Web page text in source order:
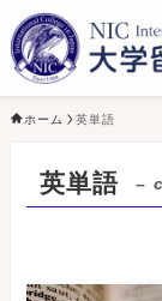
ホーム 英単語
英単語 –